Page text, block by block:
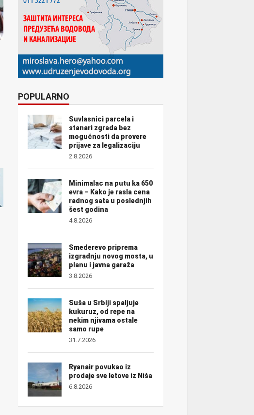
POPULARNO
Suvlasnici parcela i
stanari zgrada bez
mogućnosti da provere
prijave za legalizaciju
2.8.2026
Minimalac na putu ka 650
evra – Kako je rasla cena
radnog sata u poslednjih
šest godina
4.8.2026
Smederevo priprema
izgradnju novog mosta, u
planu i javna garaža
3.8.2026
Suša u Srbiji spaljuje
kukuruz, od repe na
nekim njivama ostale
samo rupe
31.7.2026
Ryanair povukao iz
prodaje sve letove iz Niša
6.8.2026